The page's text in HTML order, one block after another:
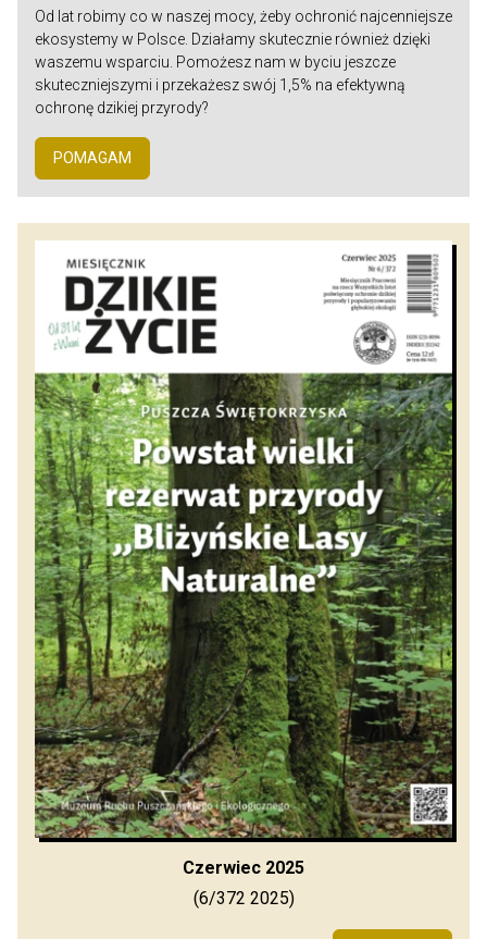
Od lat robimy co w naszej mocy, żeby ochronić najcenniejsze
ekosystemy w Polsce. Działamy skutecznie również dzięki
waszemu wsparciu. Pomożesz nam w byciu jeszcze
skuteczniejszymi i przekażesz swój 1,5% na efektywną
ochronę dzikiej przyrody?
POMAGAM
Czerwiec 2025
(6/372 2025)